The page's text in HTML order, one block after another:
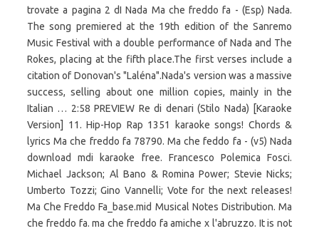
trovate a pagina 2 dI Nada Ma che freddo fa - (Esp) Nada.
The song premiered at the 19th edition of the Sanremo
Music Festival with a double performance of Nada and The
Rokes, placing at the fifth place.The first verses include a
citation of Donovan's "Laléna".Nada's version was a massive
success, selling about one million copies, mainly in the
Italian … 2:58 PREVIEW Re di denari (Stilo Nada) [Karaoke
Version] 11. Hip-Hop Rap 1351 karaoke songs! Chords &
lyrics Ma che freddo fa 78790. Ma che feddo fa - (v5) Nada
download mdi karaoke free. Francesco Polemica Fosci.
Michael Jackson; Al Bano & Romina Power; Stevie Nicks;
Umberto Tozzi; Gino Vannelli; Vote for the next releases!
Ma Che Freddo Fa_base.mid Musical Notes Distribution. Ma
che freddo fa. ma che freddo fa amiche x l'abruzzo. It is not